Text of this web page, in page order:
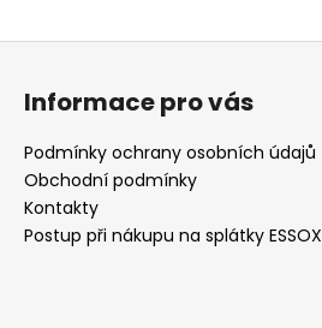
Z
Informace pro vás
Podmínky ochrany osobních údajů
Obchodní podmínky
Kontakty
Postup při nákupu na splátky ESSOX